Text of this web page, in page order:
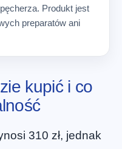
Produkt jest
preparatów ani
kupić i co
310 zł, jednak